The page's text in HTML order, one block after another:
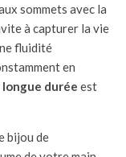
sommets avec la
à capturer la vie
fluidité
en
durée est
bijou de